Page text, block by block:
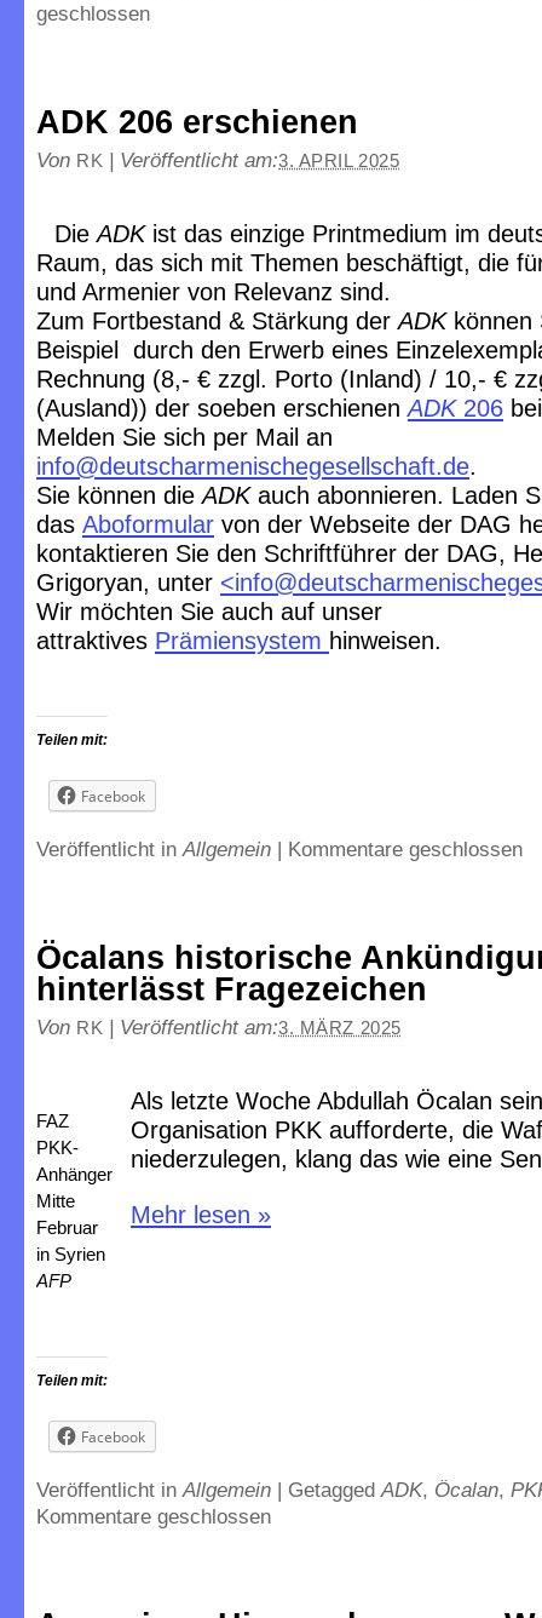
geschlossen
ADK 206 erschienen
Von RK | Veröffentlicht am:3. APRIL 2025
DieADKist das einzige Printmedium im
Raum, das sich mit Themen beschäftigt, die
und Armenier von Relevanz sind.
Zum Fortbestand & Stärkung derADKkönnen
Beispiel durch den Erwerb eines
Rechnung (8,- € zzgl. Porto (Inland) / 10,- €
(Ausland)) der soeben erschienenADK 206
Melden Sie sich per Mail an
info@deutscharmenischegesellschaft.de.
Sie können dieADKauch abonnieren. Laden
das Aboformular von der Webseite der DAG
kontaktieren Sie den Schriftführer der DAG,
Grigoryan, unter <
Wir möchten Sie auch auf unser
attraktives Prämiensystem hinweisen.
Teilen mit:
Facebook
Veröffentlicht inAllgemein | Kommentare geschlossen
Öcalans historische
hinterlässt Fragezeichen
Von RK | Veröffentlicht am:3. MÄRZ 2025
FAZ
PKK-
Anhänger
Mitte
Februar
in Syrien
AFP
Als letzte Woche Abdullah Öcalan
Organisation PKK aufforderte, die
niederzulegen, klang das wie eine
Mehr lesen »
Teilen mit:
Facebook
Veröffentlicht in Allgemein | Getagged ADK, Öcalan,
Kommentare geschlossen